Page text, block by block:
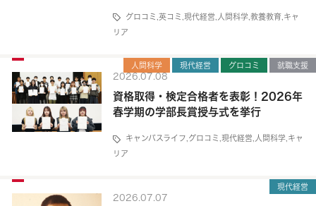
グロコミ ,英コミ ,現代経営 人間科学 ,教養教育 キャ
リア
人間科学 現代経営 グロコミ 就職支援
2026.07.08
資格取得・検定合格者を表彰！2026年
春学期の学部長賞授与式を挙行
キャンパスライフ グロコミ ,現代経営 人間科学 キャ
リア
現代経営
2026.07.07